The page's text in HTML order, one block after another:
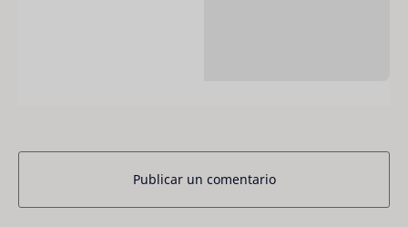
Publicar un comentario